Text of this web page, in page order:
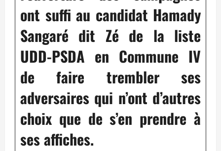
ont suffi au candidat Hamady
Sangaré dit Zé de la liste
UDD-PSDA en Commune IV
de faire trembler ses
adversaires qui n’ont d’autres
choix que de s’en prendre à
ses affiches.